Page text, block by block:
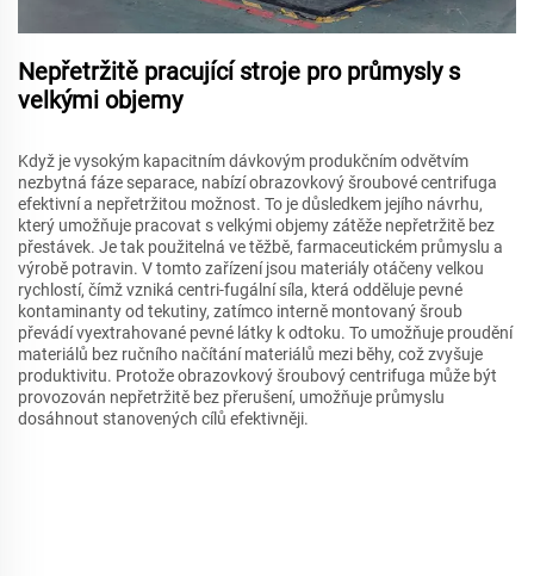
Nepřetržitě pracující stroje pro průmysly s
velkými objemy
Když je vysokým kapacitním dávkovým produkčním odvětvím
nezbytná fáze separace, nabízí obrazovkový šroubové centrifuga
efektivní a nepřetržitou možnost. To je důsledkem jejího návrhu,
který umožňuje pracovat s velkými objemy zátěže nepřetržitě bez
přestávek. Je tak použitelná ve těžbě, farmaceutickém průmyslu a
výrobě potravin. V tomto zařízení jsou materiály otáčeny velkou
rychlostí, čímž vzniká centri-fugální síla, která odděluje pevné
kontaminanty od tekutiny, zatímco interně montovaný šroub
převádí vyextrahované pevné látky k odtoku. To umožňuje proudění
materiálů bez ručního načítání materiálů mezi běhy, což zvyšuje
produktivitu. Protože obrazovkový šroubový centrifuga může být
provozován nepřetržitě bez přerušení, umožňuje průmyslu
dosáhnout stanovených cílů efektivněji.